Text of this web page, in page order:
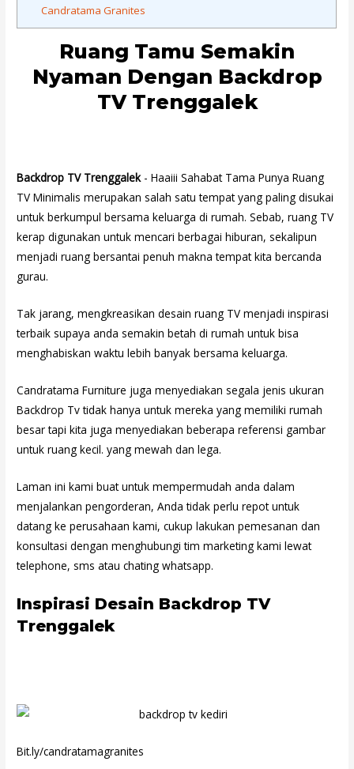
Candratama Granites
Ruang Tamu Semakin
Nyaman Dengan Backdrop
TV Trenggalek
Backdrop TV Trenggalek- Haaiii Sahabat Tama Punya Ruang
TV Minimalis merupakan salah satu tempat yang paling disukai
untuk berkumpul bersama keluarga di rumah. Sebab, ruang TV
kerap digunakan untuk mencari berbagai hiburan, sekalipun
menjadi ruang bersantai penuh makna tempat kita bercanda
gurau.
Tak jarang, mengkreasikan desain ruang TV menjadi inspirasi
terbaik supaya anda semakin betah di rumah untuk bisa
menghabiskan waktu lebih banyak bersama keluarga.
Candratama Furniture juga menyediakan segala jenis ukuran
Backdrop Tv tidak hanya untuk mereka yang memiliki rumah
besar tapi kita juga menyediakan beberapa referensi gambar
untuk ruang kecil. yang mewah dan lega.
Laman ini kami buat untuk mempermudah anda dalam
menjalankan pengorderan, Anda tidak perlu repot untuk
datang ke perusahaan kami, cukup lakukan pemesanan dan
konsultasi dengan menghubungi tim marketing kami lewat
telephone, sms atau chating whatsapp.
Inspirasi Desain Backdrop TV
Trenggalek
Bit.ly/candratamagranites